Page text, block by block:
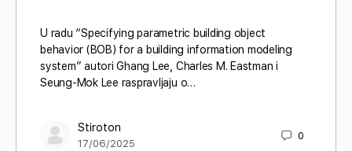
U radu “Specifying parametric building object
behavior (BOB) for a building information modeling
system” autori Ghang Lee, Charles M. Eastman i
Seung-Mok Lee raspravljaju o…
Stiroton
17/06/2025
0